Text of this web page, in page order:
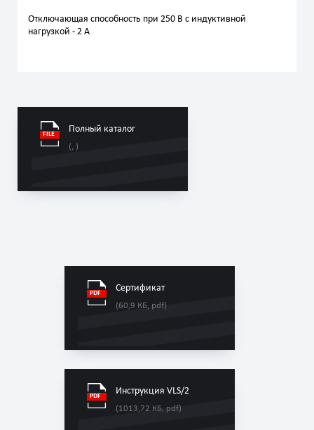
Сертификат
(60,9 КБ, pdf)
Инструкция VLS/2
(1013,72 КБ, pdf)
Отключающая способность при 250 В с индуктивной
нагрузкой - 2 А
Полный каталог
(, )